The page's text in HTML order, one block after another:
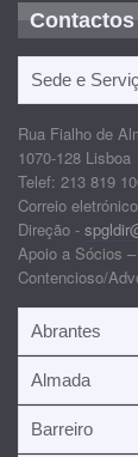
Contactos
Sede e
Rua Fialho de
1070-128 Lisboa
Telef: 213 819
Correio
Direção -
Apoio a Sócios –
Contencioso/
Abrantes
Almada
Barreiro